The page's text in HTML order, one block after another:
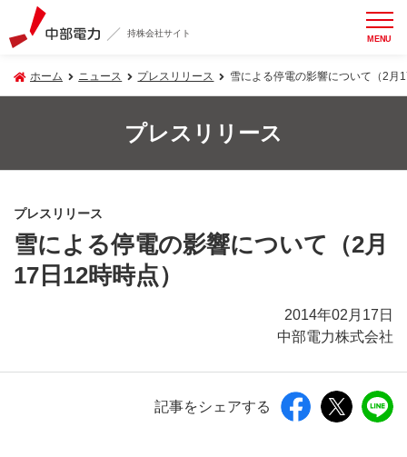
持株会社サイト MENU
ホーム ニュース プレスリリース 雪による停電の影響について（2月
プレスリリース
プレスリリース
雪による停電の影響について（2月
17日12時時点）
2014年02月17日
中部電力株式会社
記事をシェアする